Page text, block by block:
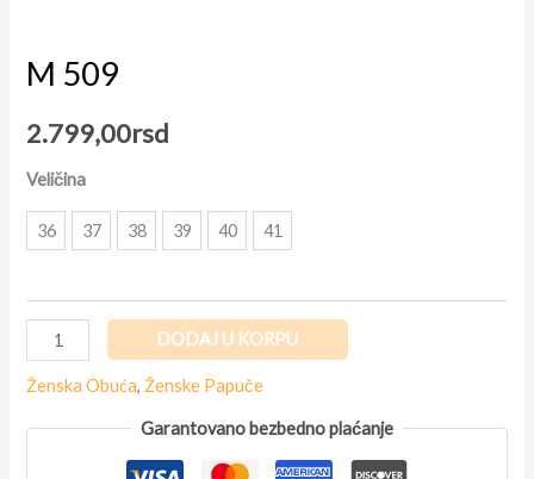
M 509
2.799,00rsd
Veličina
36 37 38 39 40 41
DODAJ U KORPU
Ženska Obuća, Ženske Papuče
Garantovano bezbedno plaćanje